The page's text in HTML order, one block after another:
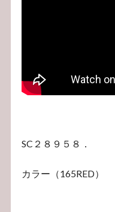
SC２８９５８．
カラー（165RED）